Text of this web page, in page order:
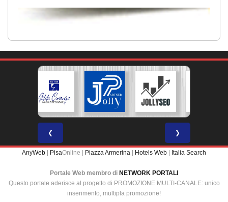
❮ ❯
AnyWeb PisaOnline | Piazza Armerina Hotels Web Italia Search
Portale Web membro di NETWORK PORTALI
Questo portale aderisce al progetto di PROMOZIONE MULTI-CANALE: unico
inserimento, multipla promozione!